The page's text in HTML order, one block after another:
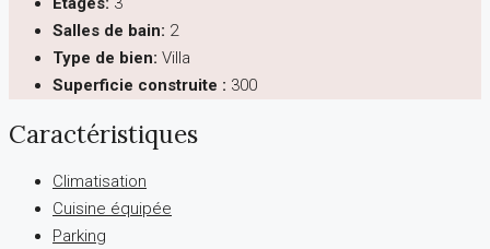
Salles de bain: 2
Type de bien: Villa
Superficie construite : 300
Caractéristiques
Climatisation
Cuisine équipée
Parking